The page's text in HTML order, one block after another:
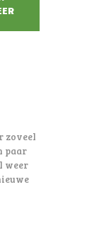
zoveel
paar
weer